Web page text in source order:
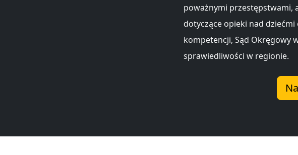
poważnymi przestępstwami,
dotyczące opieki nad
kompetencji, Sąd Okręgowy
sprawiedliwości w regionie.